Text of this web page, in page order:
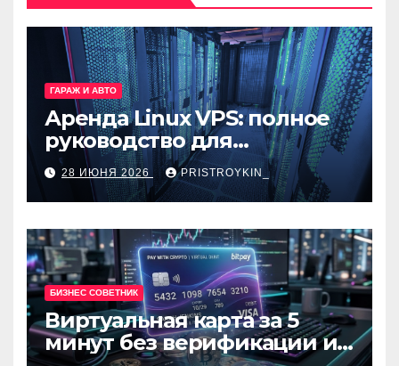
ГАРАЖ И АВТО
Аренда Linux VPS: полное
руководство для
разработчиков и
администраторов
28 ИЮНЯ 2026 PRISTROYKIN_
БИЗНЕС СОВЕТНИК
Виртуальная карта за 5
минут без верификации и